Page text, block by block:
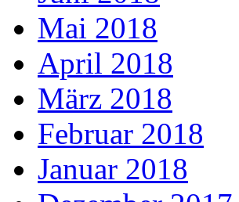
Mai 2018
April 2018
März 2018
Februar 2018
Januar 2018